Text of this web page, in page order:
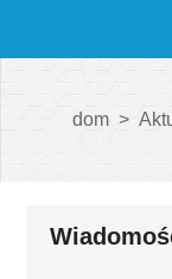
dom >